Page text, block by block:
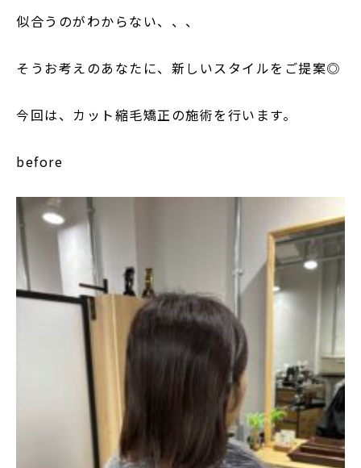
似合うのがわからない、、、
そうお考えのあなたに、新しいスタイルをご提案◎
今回は、カット縮毛矯正の施術を行います。
before